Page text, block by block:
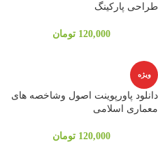
طراحی پارکینگ
120,000 تومان
ویژه
دانلود پاورپوینت اصول وشاخصه های
معماری اسلامی
120,000 تومان